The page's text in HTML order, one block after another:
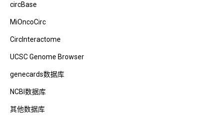
circBase
MiOncoCirc
CircInteractome
UCSC Genome Browser
genecards数据库
NCBI数据库
其他数据库